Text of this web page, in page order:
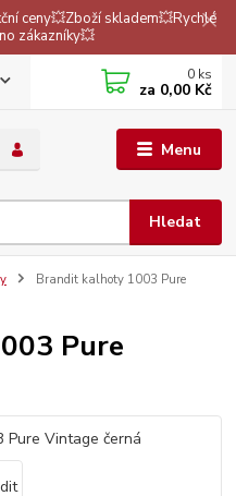
ceny💥Zboží skladem💥Rychlé
zákazníky💥
Menu
Hledat
0 ks
za 0,00 Kč
Brandit kalhoty 1003 Pure
Pure